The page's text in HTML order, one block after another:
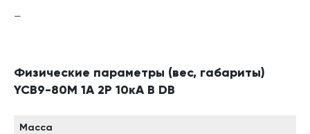
—
Физические параметры (вес, габариты)
YCB9-80M 1А 2P 10кА B DB
Масса